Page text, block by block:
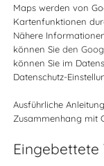
Maps werden von
Kartenfunktionen
Nähere
können Sie den
können Sie im
Datenschutz-
Ausführliche
Zusammenhang mit
Eingebettete